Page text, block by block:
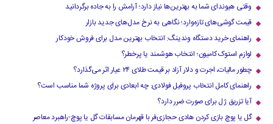
وقتی هیوندای شما به بهترین‌ها نیاز دارد؛ آرامش را به جاده برگردانید
قیمت گوشی‌های تازه‌وارد؛ نگاهی به نرخ مدل‌های جدید بازار
راهنمای خرید دستگاه وندینگ: انتخاب بهترین مدل برای فروش خودکار
لوازم استوک کامیون؛ انتخاب هوشمند یا پرخطر؟
چطور مالیات، اجرت و دلار آزاد بر قیمت طلای ۲۴ عیار اثر می‌گذارد؟
راهنمای کامل انتخاب پروفیل فولادی: چه ابعادی برای پروژه شما مناسب است؟
آیا تزریق ژل برای صورت ضرر دارد​؟
گل یا پوچ بازی کردن هادی حجازی‌فر با قهرمان مسابقات گل یا پوچ-راهبرد معاصر